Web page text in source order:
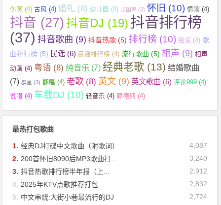
伤感 (4) 古风 (4) 婚礼 (8) 幼儿园 (4) 张国荣 (3) 怀旧 (10) 情歌 (4)
抖音 (27) 抖音DJ (19) 抖音排行榜
(37) 抖音歌曲 (9) 抖音热歌 (5) 排行榜 (10) 摇滚 (4) 歌
曲排行榜 (5) 民谣 (6) 民谣排行榜 (4) 流行歌曲 (5) 相声 (9) 相声
动画 (4) 粤语 (8) 纯音乐 (7) 经典老歌 (13) 结婚歌曲
(7) 群星 (3) 翻唱 (4) 老歌 (8) 英文 (9) 英文歌曲 (6) 评论999 (4)
说唱 (4) 车载DJ (10) 轻音乐 (4) 郭德纲 (4)
最热打包歌曲
4,087
1. 经典DJ打碟中文歌曲（附歌词）
3,240
2. 200首怀旧8090后MP3歌曲打...
2,912
3. 抖音热歌排行榜半年报（上...
2,832
4. 2025年KTV点歌推荐打包
2,724
5. 中文串烧:大街小巷最流行的DJ